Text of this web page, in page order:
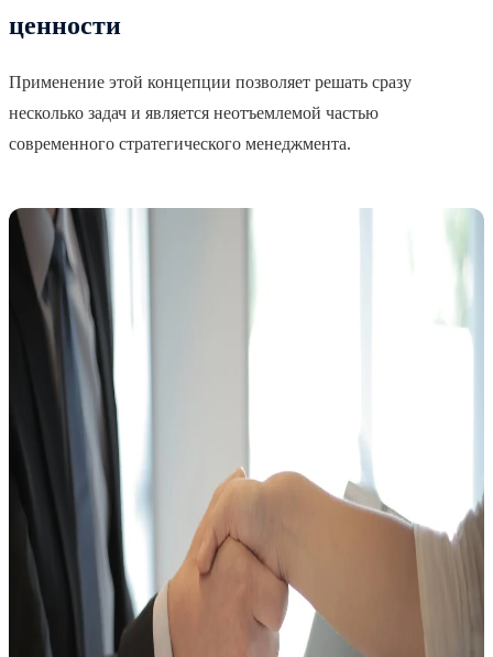
ценности
Применение этой концепции позволяет решать сразу
несколько задач и является неотъемлемой частью
современного стратегического менеджмента.